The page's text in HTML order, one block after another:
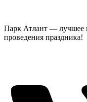
Парк Атлант — лучшее
проведения праздника!